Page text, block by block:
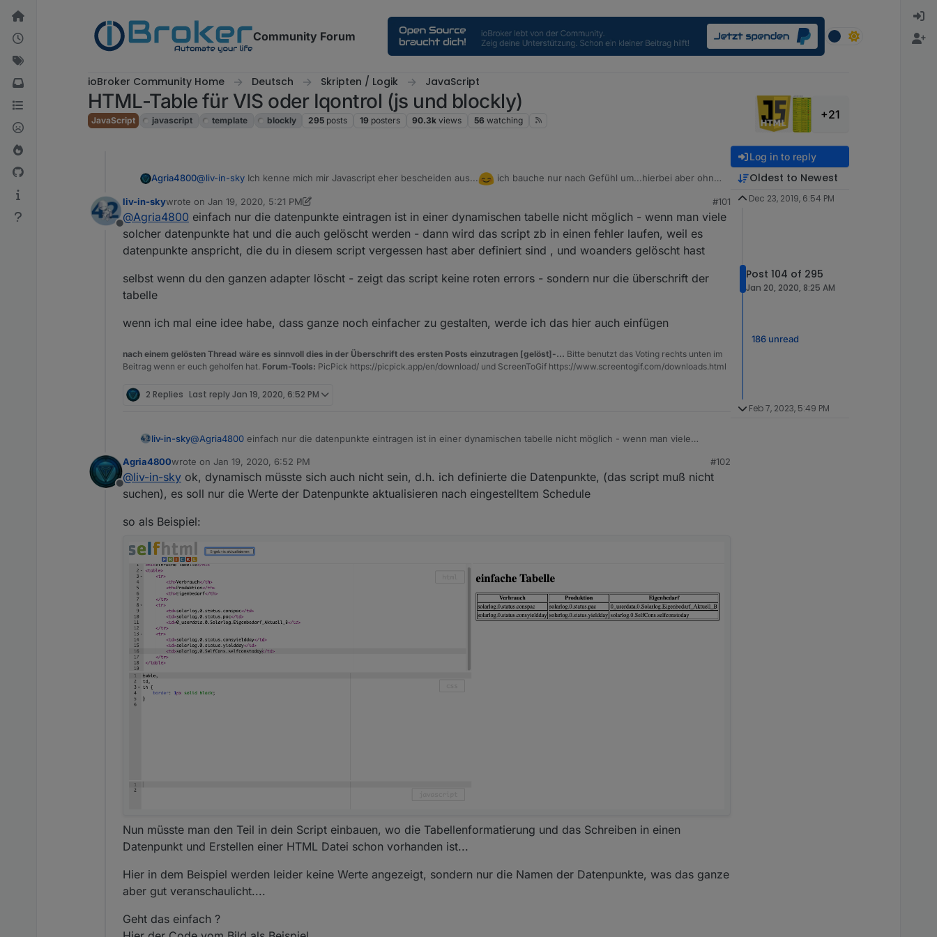
Skip to content
Community Forum
ioBroker Community Home Deutsch Skripten / Logik JavaScript
HTML-Table für VIS oder Iqontrol (js und blockly)
JavaScript javascript template blockly 295 posts 19 posters 90.3k views 56 watching +21
Agria4800@liv-in-sky Ich kenne mich mir Javascript eher bescheiden aus...
ich bauche nur nach Gefühl um...hierbei aber ohne
Hier mal mein Script, leider nur mit einem Datenpunkt, der aber keinen Wert ausgibt.
Es wäre super, wenn man oben im Script einfach die Datenpunkte eintragen könnte...
Spoiler
und hier das Ergebnis:
Offline
liv-in-skywrote on Jan 19, 2020, 5:21 PM
last edited by liv-in-sky Jan 19, 2020, 6:21 PM
#101
@Agria4800 einfach nur die datenpunkte eintragen ist in einer dynamischen tabelle nicht möglich - wenn man viele
solcher datenpunkte hat und die auch gelöscht werden - dann wird das script zb in einen fehler laufen, weil es
datenpunkte anspricht, die du in diesem script vergessen hast aber definiert sind , und woanders gelöscht hast
selbst wenn du den ganzen adapter löscht - zeigt das script keine roten errors - sondern nur die überschrift der
tabelle
wenn ich mal eine idee habe, dass ganze noch einfacher zu gestalten, werde ich das hier auch einfügen
nach einem gelösten Thread wäre es sinnvoll dies in der Überschrift des ersten Posts einzutragen [gelöst]-... Bitte benutzt das Voting rechts unten im
Beitrag wenn er euch geholfen hat. Forum-Tools: PicPick https://picpick.app/en/download/ und ScreenToGif https://www.screentogif.com/downloads.html
2 Replies Last replyJan 19, 2020, 6:52 PM
liv-in-sky@Agria4800 einfach nur die datenpunkte eintragen ist in einer dynamischen tabelle nicht möglich - wenn man viele
datenpunkte anspricht, die du in diesem script vergessen hast aber definiert sind , und woanders gelöscht hast
selbst wenn du den ganzen adapter löscht - zeigt das script keine roten errors - sondern nur die überschrift der tabelle
wenn ich mal eine idee habe, dass ganze noch einfacher zu gestalten, werde ich das hier auch einfügen
Offline
Agria4800wrote on Jan 19, 2020, 6:52 PM
last edited by
#102
@liv-in-sky ok, dynamisch müsste sich auch nicht sein, d.h. ich definierte die Datenpunkte, (das script muß nicht
suchen), es soll nur die Werte der Datenpunkte aktualisieren nach eingestelltem Schedule
so als Beispiel:
Nun müsste man den Teil in dein Script einbauen, wo die Tabellenformatierung und das Schreiben in einen
Datenpunkt und Erstellen einer HTML Datei schon vorhanden ist...
Hier in dem Beispiel werden leider keine Werte angezeigt, sondern nur die Namen der Datenpunkte, was das ganze
aber gut veranschaulicht....
Geht das einfach ?
Log in to reply
Oldest to Newest
Dec 23, 2019, 6:54 PM
Post 104 of 295
Jan 20, 2020, 8:25 AM
186 unread
Feb 7, 2023, 5:49 PM